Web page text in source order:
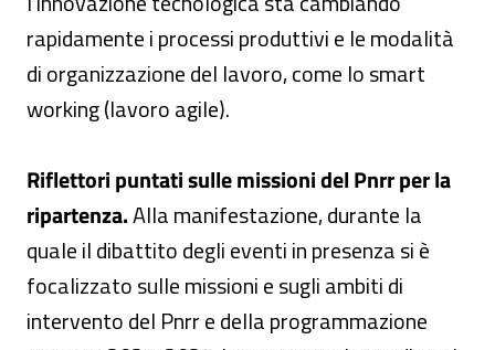
rapidamente i processi produttivi e le modalità
di organizzazione del lavoro, come lo smart
working (lavoro agile).
Riflettori puntati sulle missioni del Pnrr per la
ripartenza.Alla manifestazione, durante la
quale il dibattito degli eventi in presenza si è
focalizzato sulle missioni e sugli ambiti di
intervento del Pnrr e della programmazione